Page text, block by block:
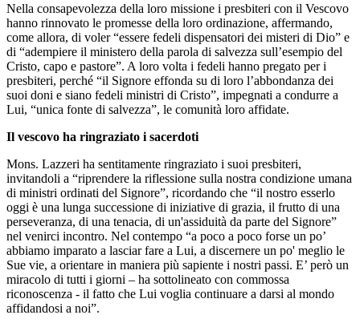
Nella consapevolezza della loro missione i presbiteri con il Vescovo
hanno rinnovato le promesse della loro ordinazione, affermando,
come allora, di voler “essere fedeli dispensatori dei misteri di Dio” e
di “adempiere il ministero della parola di salvezza sull’esempio del
Cristo, capo e pastore”. A loro volta i fedeli hanno pregato per i
presbiteri, perché “il Signore effonda su di loro l’abbondanza dei
suoi doni e siano fedeli ministri di Cristo”, impegnati a condurre a
Lui, “unica fonte di salvezza”, le comunità loro affidate.
Il vescovo ha ringraziato i sacerdoti
Mons. Lazzeri ha sentitamente ringraziato i suoi presbiteri,
invitandoli a “riprendere la riflessione sulla nostra condizione umana
di ministri ordinati del Signore”, ricordando che “il nostro esserlo
oggi è una lunga successione di iniziative di grazia, il frutto di una
perseveranza, di una tenacia, di un'assiduità da parte del Signore”
nel venirci incontro. Nel contempo “a poco a poco forse un po’
abbiamo imparato a lasciar fare a Lui, a discernere un po' meglio le
Sue vie, a orientare in maniera più sapiente i nostri passi. E’ però un
miracolo di tutti i giorni – ha sottolineato con commossa
riconoscenza - il fatto che Lui voglia continuare a darsi al mondo
affidandosi a noi”.